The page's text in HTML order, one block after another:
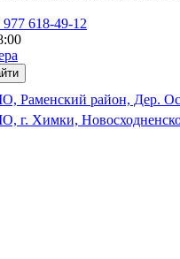
977 618-49-12
Раменский район, Дер.
г. Химки,